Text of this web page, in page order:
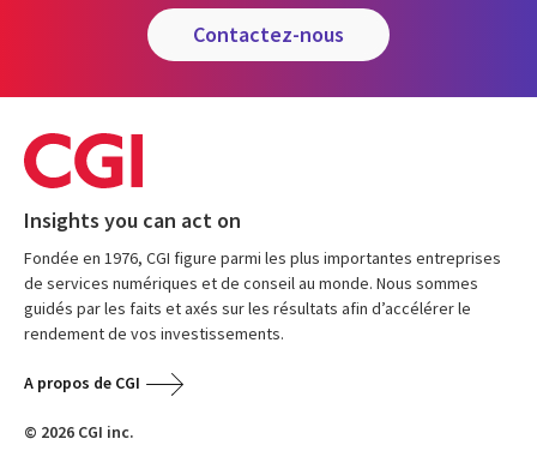
contactez-nous
Insights you can act on
Fondée en 1976, CGI figure parmi les plus importantes entreprises
de services numériques et de conseil au monde. Nous sommes
guidés par les faits et axés sur les résultats afin d’accélérer le
rendement de vos investissements.
A propos de CGI
© 2026 CGI inc.